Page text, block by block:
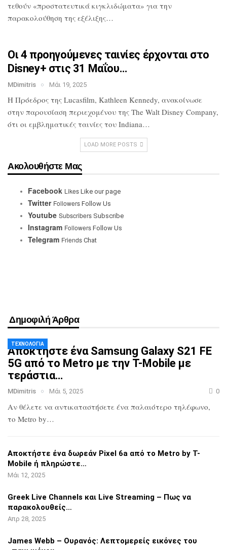
τεθούν «προστατευτικά κιγκλιδώματα» για την
παρακολούθηση της εξέλιξης…
Οι 4 προηγούμενες ταινίες έρχονται στο
Disney+ στις 31 Μαΐου…
MDimitris Μάι 19, 2025
Η Πρόεδρος της Lucasfilm, Kathleen Kennedy, ανακοίνωσε
στην παρουσίαση περιεχομένου της The Walt Disney Company,
ότι οι εμβληματικές ταινίες του Indiana…
LOAD MORE POSTS
Ακολουθήστε Μας
Facebook Likes Like our page
Twitter Followers Follow Us
Youtube Subscribers Subscribe
Instagram Followers Follow Us
Telegram Friends Chat
Δημοφιλή Άρθρα
ΤΕΧΝΟΛΟΓΊΑ
Αποκτήστε ένα Samsung Galaxy S21 FE
5G από το Metro με την T-Mobile με
τεράστια…
MDimitris Μάι 5, 2025 0
Αν θέλετε να αντικαταστήσετε ένα παλαιότερο τηλέφωνο,
το Metro by…
Αποκτήστε ένα δωρεάν Pixel 6a από το Metro by T-
Mobile ή πληρώστε…
Μάι 12, 2025
Greek Live Channels και Live Streaming – Πως να
παρακολουθείς…
Απρ 28, 2025
James Webb – Ουρανός: Λεπτομερείς εικόνες του